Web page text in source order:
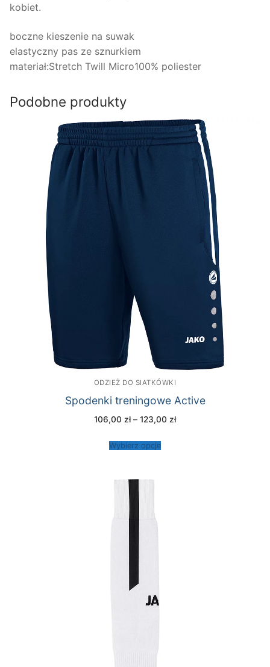
kobiet.
boczne kieszenie na suwak
elastyczny pas ze sznurkiem
materiał:Stretch Twill Micro100% poliester
Podobne produkty
ODZIEŻ DO SIATKÓWKI
Spodenki treningowe Active
106,00 zł – 123,00 złZakres
Wybierz opcje